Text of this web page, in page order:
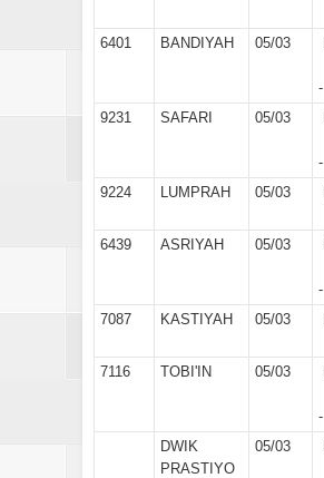
6401
BANDIYAH 05/03
-
9231
SAFARI 05/03
-
9224
LUMPRAH 05/03
6439
ASRIYAH 05/03
-
7087
KASTIYAH 05/03
7116
TOBI'IN 05/03
-
DWIK
PRASTIYO
05/03